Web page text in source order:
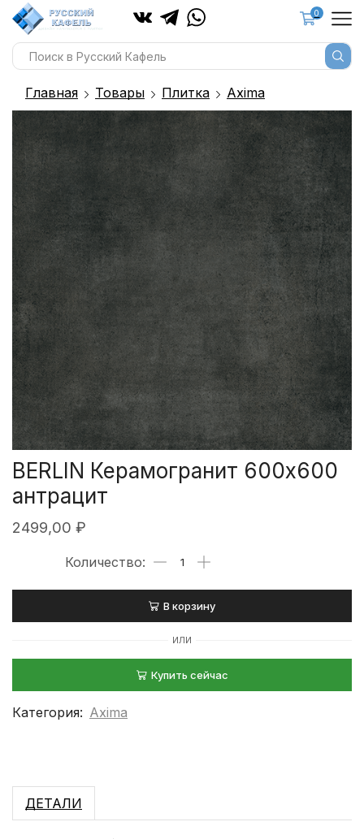
0
Главная Товары Плитка Axima
BERLIN Керамогранит 600х600
антрацит
2499,00 ₽
В корзину
ИЛИ
Купить сейчас
Категория: Axima
ДЕТАЛИ